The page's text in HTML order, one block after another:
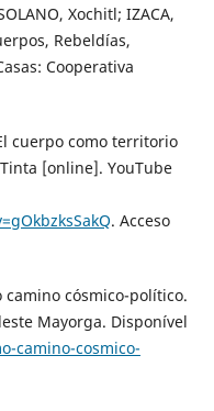
Xochitl; IZACA,
Rebeldías,
Cooperativa
cuerpo como territorio
[online]. YouTube
. Acceso
camino cósmico-político.
Mayorga. Disponível
camino-cosmico-